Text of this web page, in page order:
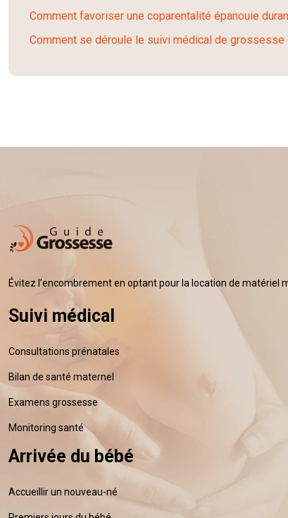
Comment favoriser une coparentalité épanouie
Comment se déroule le suivi médical de grossesse
Évitez l’encombrement en optant pour la location de matériel
Suivi médical
Consultations prénatales
Bilan de santé maternel
Examens grossesse
Monitoring santé
Arrivée du bébé
Accueillir un nouveau-né